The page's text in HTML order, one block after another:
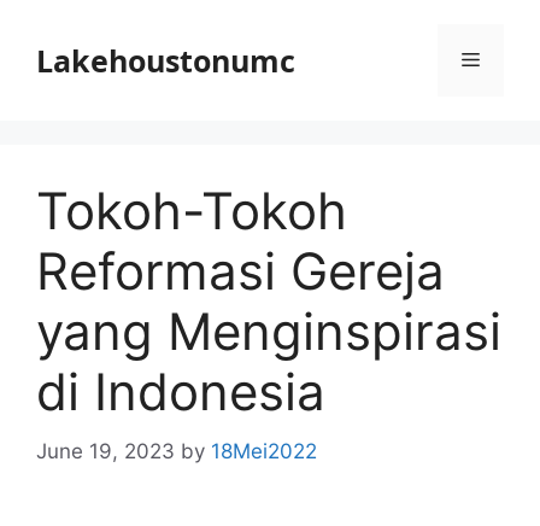
contentLakehoustonumc Menu
Tokoh-Tokoh
Reformasi Gereja
yang Menginspirasi
di Indonesia
June 19, 2023 by 18Mei2022